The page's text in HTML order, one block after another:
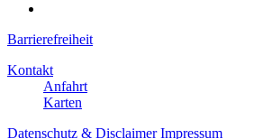
Barrierefreiheit
Kontakt
Anfahrt
Karten
Datenschutz & Disclaimer Impressum